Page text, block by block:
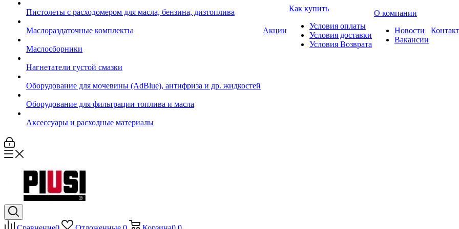
Пистолеты с расходомером для масла, бензина, дизтоплива
Маслораздаточные комплекты
Маслосборники
Нагнетатели густой смазки
Оборудование для мочевины (AdBlue), антифриза и др. жидкостей
Оборудование для фильтрации топлива и масла
Аксессуары и расходные материалы
Акции
Как купить
Условия оплаты
Условия доставки
Условия Возврата
О компании
Новости
Вакансии